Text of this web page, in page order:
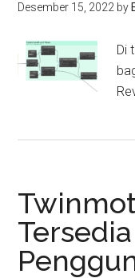
Desember 15, 2022 by
Di